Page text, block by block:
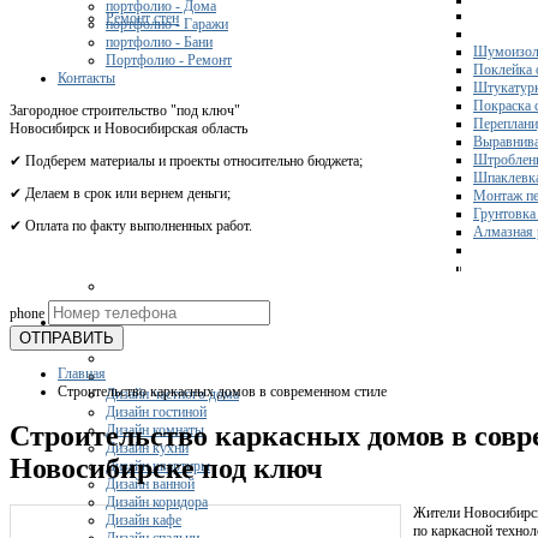
Ремонт стен
Поклейка
Покраска
Монтаж
Грунтовка
Алмазная
Дизайн
Дизайн частного дома
Дизайн гостиной
Дизайн комнаты
Дизайн кухни
Дизайн квартиры
Дизайн ванной
Дизайн коридора
Дизайн кафе
портфолио - Дома
портфолио - Гаражи
портфолио - Бани
Портфолио - Ремонт
Контакты
Загородное строительство "под ключ"
Новосибирск и Новосибирская область
✔ Подберем материалы и проекты относительно бюджета;
✔ Делаем в срок или вернем деньги;
✔ Оплата по факту выполненных работ.
phone
ОТПРАВИТЬ
Главная
Строительство каркасных домов в современном стиле
Строительство каркасных домов в
Новосибирске под ключ
Жители
по каркасной